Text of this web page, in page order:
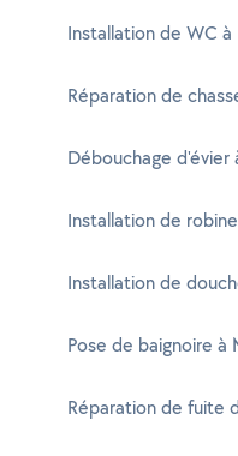
Installation de WC
Réparation de
Débouchage d'évier
Installation de
Installation de
Pose de baignoire à
Réparation de fuite